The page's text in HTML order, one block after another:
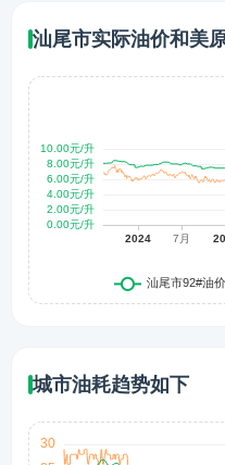
汕尾市实际油价和美
城市油耗趋势如下